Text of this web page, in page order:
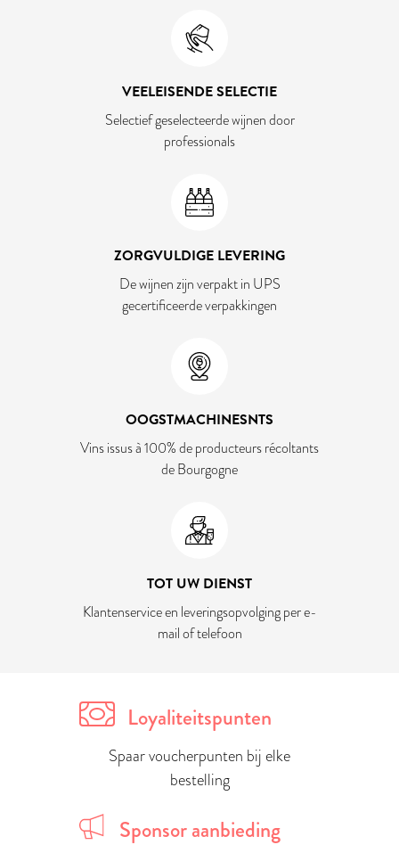
VEELEISENDE SELECTIE
Selectief geselecteerde wijnen door
professionals
ZORGVULDIGE LEVERING
De wijnen zijn verpakt in UPS
gecertificeerde verpakkingen
OOGSTMACHINESNTS
Vins issus à 100% de producteurs récoltants
de Bourgogne
TOT UW DIENST
Klantenservice en leveringsopvolging per e-
mail of telefoon
Loyaliteitspunten
Spaar voucherpunten bij elke
bestelling
Sponsor aanbieding